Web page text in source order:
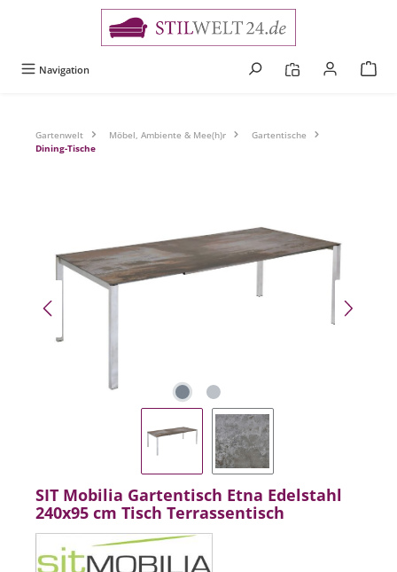
Navigation
Gartenwelt Möbel, Ambiente & Mee(h)r
Gartentische
Dining-Tische
SIT Mobilia Gartentisch Etna Edelstahl
240x95 cm Tisch Terrassentisch